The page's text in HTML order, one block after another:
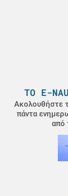
ΤΟ E-
Ακολουθήστε
πάντα
από